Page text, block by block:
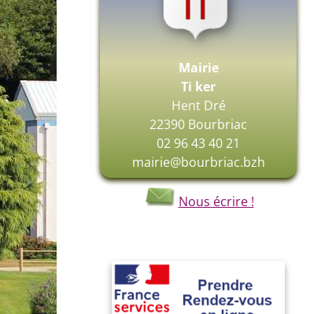
Mairie
Ti ker
Hent Dré
22390 Bourbriac
02 96 43 40 21
mairie@bourbriac.bzh
Nous écrire !